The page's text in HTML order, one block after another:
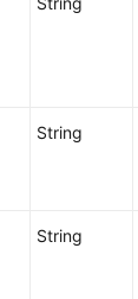
String
String